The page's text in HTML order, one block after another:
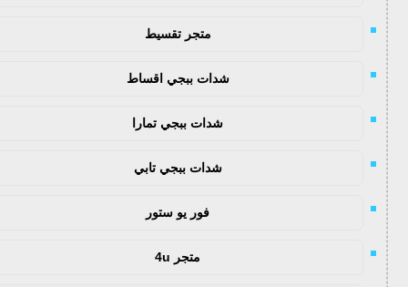
متجر تقسيط
شدات ببجي اقساط
شدات ببجي تمارا
شدات ببجي تابي
فور يو ستور
متجر 4u